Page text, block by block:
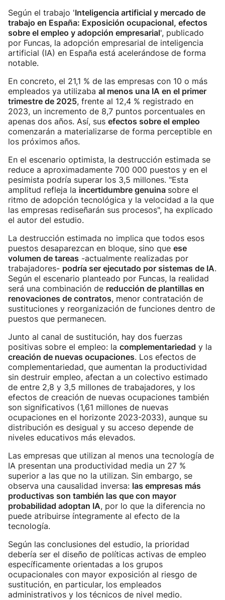
Según el trabajo 'Inteligencia artificial y mercado de
trabajo en España: Exposición ocupacional, efectos
sobre el empleo y adopción empresarial', publicado
por Funcas, la adopción empresarial de inteligencia
artificial (IA) en España está acelerándose de forma
notable.
En concreto, el 21,1 % de las empresas con 10 o más
empleados ya utilizaba al menos una IA en el primer
trimestre de 2025, frente al 12,4 % registrado en
2023, un incremento de 8,7 puntos porcentuales en
apenas dos años. Así, sus efectos sobre el empleo
comenzarán a materializarse de forma perceptible en
los próximos años.
En el escenario optimista, la destrucción estimada se
reduce a aproximadamente 700 000 puestos y en el
pesimista podría superar los 3,5 millones. "Esta
amplitud refleja la incertidumbre genuina sobre el
ritmo de adopción tecnológica y la velocidad a la que
las empresas rediseñarán sus procesos", ha explicado
el autor del estudio.
La destrucción estimada no implica que todos esos
puestos desaparezcan en bloque, sino que ese
volumen de tareas -actualmente realizadas por
trabajadores- podría ser ejecutado por sistemas de IA.
Según el escenario planteado por Funcas, la realidad
será una combinación de reducción de plantillas en
renovaciones de contratos, menor contratación de
sustituciones y reorganización de funciones dentro de
puestos que permanecen.
Junto al canal de sustitución, hay dos fuerzas
positivas sobre el empleo: la complementariedad y la
creación de nuevas ocupaciones. Los efectos de
complementariedad, que aumentan la productividad
sin destruir empleo, afectan a un colectivo estimado
de entre 2,8 y 3,5 millones de trabajadores, y los
efectos de creación de nuevas ocupaciones también
son significativos (1,61 millones de nuevas
ocupaciones en el horizonte 2023-2033), aunque su
distribución es desigual y su acceso depende de
niveles educativos más elevados.
Las empresas que utilizan al menos una tecnología de
IA presentan una productividad media un 27 %
superior a las que no la utilizan. Sin embargo, se
observa una causalidad inversa: las empresas más
productivas son también las que con mayor
probabilidad adoptan IA, por lo que la diferencia no
puede atribuirse íntegramente al efecto de la
tecnología.
Según las conclusiones del estudio, la prioridad
debería ser el diseño de políticas activas de empleo
específicamente orientadas a los grupos
ocupacionales con mayor exposición al riesgo de
sustitución, en particular, los empleados
administrativos y los técnicos de nivel medio.